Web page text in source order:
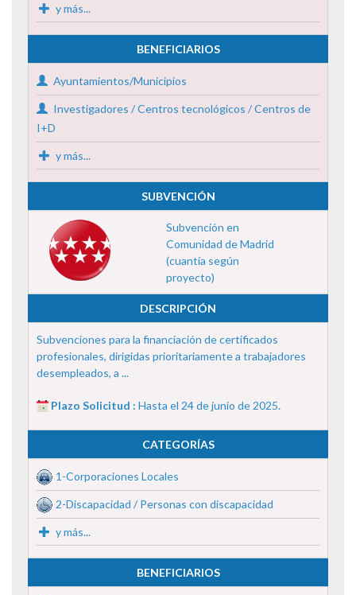
y más...
BENEFICIARIOS
Ayuntamientos/Municipios
Investigadores / Centros tecnológicos / Centros de
I+D
y más...
SUBVENCIÓN
Subvención en
Comunidad de Madrid
(cuantía según
proyecto)
DESCRIPCIÓN
Subvenciones para la financiación de certificados
profesionales, dirigidas prioritariamente a trabajadores
desempleados, a ...
Plazo Solicitud : Hasta el 24 de junio de 2025.
CATEGORÍAS
1-Corporaciones Locales
2-Discapacidad / Personas con discapacidad
y más...
BENEFICIARIOS